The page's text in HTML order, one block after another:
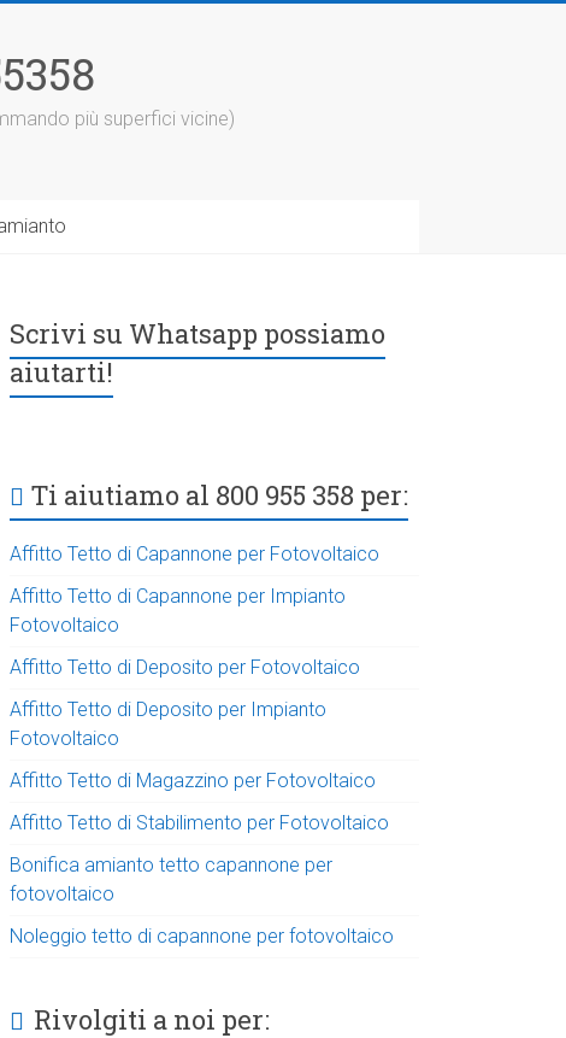
più superfici vicine)
Scrivi su Whatsapp possiamo
aiutarti!
Ti aiutiamo al 800 955 358 per:
Affitto Tetto di Capannone per Fotovoltaico
Affitto Tetto di Capannone per Impianto
Fotovoltaico
Affitto Tetto di Deposito per Fotovoltaico
Affitto Tetto di Deposito per Impianto
Fotovoltaico
Affitto Tetto di Magazzino per Fotovoltaico
Affitto Tetto di Stabilimento per Fotovoltaico
Bonifica amianto tetto capannone per
fotovoltaico
Noleggio tetto di capannone per fotovoltaico
Rivolgiti a noi per: